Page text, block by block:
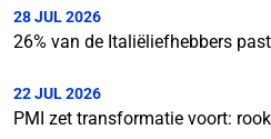
28 JUL 2026
26% van de Italiëliefhebbers
22 JUL 2026
PMI zet transformatie voort: